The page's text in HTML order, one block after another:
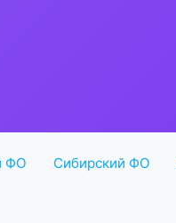
ФО Сибирский ФО